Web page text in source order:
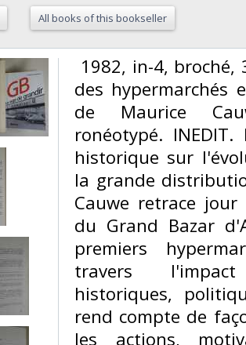
All books of this bookseller
1982, in-4,
des hypermarchés
de Maurice
ronéotypé.
historique sur
la grande
Cauwe retrace
du Grand Bazar
premiers
travers
historiques,
rend compte de
les actions,